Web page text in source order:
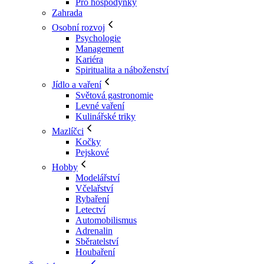
Pro hospodyňky
Zahrada
Osobní rozvoj
Psychologie
Management
Kariéra
Spiritualita a náboženství
Jídlo a vaření
Světová gastronomie
Levné vaření
Kulinářské triky
Mazlíčci
Kočky
Pejskové
Hobby
Modelářství
Včelařství
Rybaření
Letectví
Automobilismus
Adrenalin
Sběratelství
Houbaření